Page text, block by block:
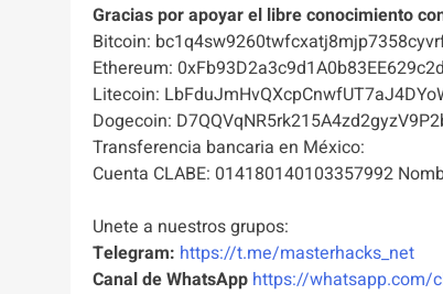
Gracias por apoyar el libre conocimiento
Bitcoin:
Ethereum:
Litecoin:
Dogecoin:
Transferencia bancaria en México:
Cuenta CLABE: 014180140103357992
Unete a nuestros grupos:
Telegram: https://t.me/masterhacks_net
Canal de WhatsApp https://whatsapp.com/